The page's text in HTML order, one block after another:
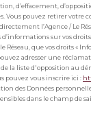
d’effacement,
Vous pouvez retirer votre
l’Agence / Le
sur vos
Réseau, que vos droits «
adresser une
la liste d'opposition au
pouvez vous inscrire ici :
des Données
dans le champ de